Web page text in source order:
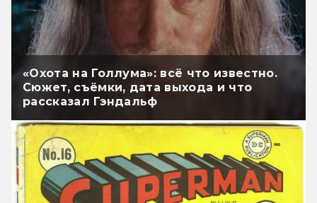
«Охота на Голлума»: всё что известно.
Сюжет, съёмки, дата выхода и что
рассказал Гэндальф